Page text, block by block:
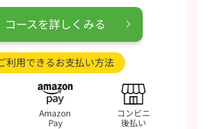
は難しいのでこちらの葉酸サプリの栄養面な
のいくものなので体感としてこれから期待で
！
コースを詳しくみる
利用できるお支払い方法
Amazon
Pay
コンビニ
後払い